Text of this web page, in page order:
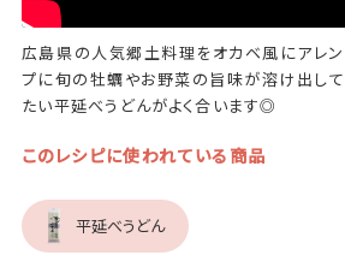
広島県の人気郷土料理をオカベ風にアレ
プに旬の牡蠣やお野菜の旨味が溶け出して
たい平延べうどんがよく合います◎
このレシピに使われている商品
平延べうどん